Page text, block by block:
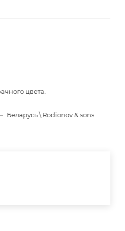
цвета.
Беларусь \ Rodionov & sons